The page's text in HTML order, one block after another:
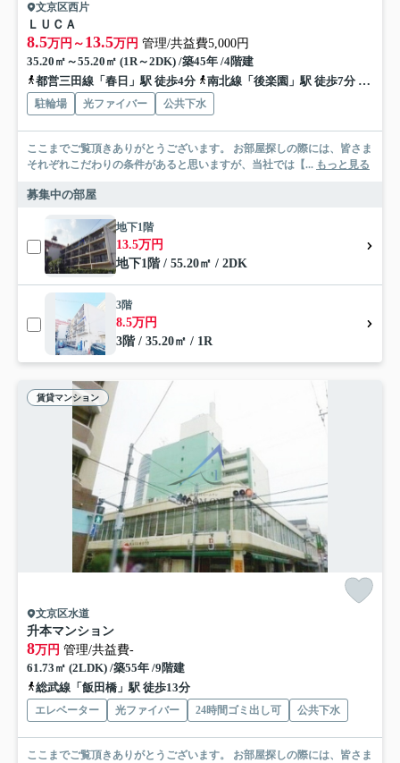
文京区西片
ＬＵＣＡ
8.5万円～ 13.5万円 管理/共益費5,000円
35.20㎡～55.20㎡ (1R～2DK) /築45年 /4階建
都営三田線「春日」駅 徒歩4分
南北線「後楽園」駅 徒歩7分 南北
駐輪場 光ファイバー 公共下水
ここまでご覧頂きありがとうございます。 お部屋探しの際には、皆さま
それぞれこだわりの条件があると思いますが、当社では【... もっと見る
募集中の部屋
地下1階
13.5万円
地下1階 / 55.20㎡ / 2DK
3階
8.5万円
3階 / 35.20㎡ / 1R
賃貸マンション
文京区水道
升本マンション
8万円 管理/共益費-
61.73㎡ (2LDK) /築55年 /9階建
総武線「飯田橋」駅 徒歩13分
エレベーター 光ファイバー 24時間ゴミ出し可 公共下水
ここまでご覧頂きありがとうございます。 お部屋探しの際には、皆さま